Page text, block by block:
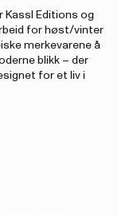
Kassl Editions og
for høst/vinter
merkevarene å
blikk – der
for et liv i